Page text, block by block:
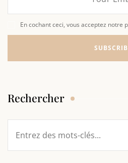
En cochant ceci, vous acceptez notre
Rechercher